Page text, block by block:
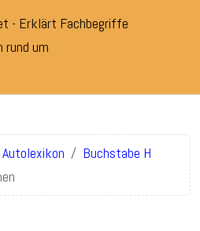
Autolexikon
Buchstabe H